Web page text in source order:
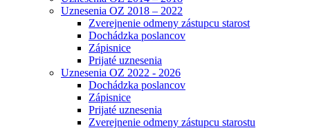
Uznesenia OZ 2018 – 2022
Zverejnenie odmeny zástupcu starost
Dochádzka poslancov
Zápisnice
Prijaté uznesenia
Uznesenia OZ 2022 - 2026
Dochádzka poslancov
Zápisnice
Prijaté uznesenia
Zverejnenie odmeny zástupcu starostu